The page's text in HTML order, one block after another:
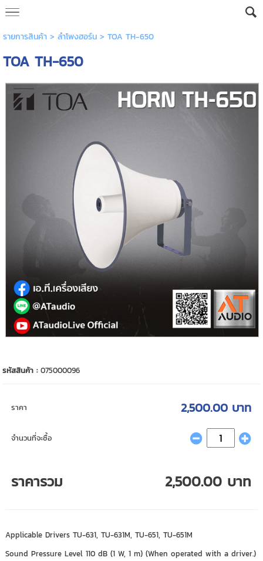
รายการสินค้า> ลำโพงฮอร์น> TOA TH-650
TOA TH-650
รหัสสินค้า :075000096
ราคา 2,500.00 บาท
จำนวนที่จะซื้อ
ราคารวม 2,500.00 บาท
Applicable Drivers TU-631, TU-631M, TU-651, TU-651M
Sound Pressure Level 110 dB (1 W, 1 m) (When operated with a driver.)